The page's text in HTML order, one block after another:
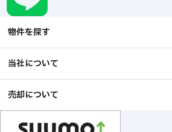
物件を探す
当社について
売却について